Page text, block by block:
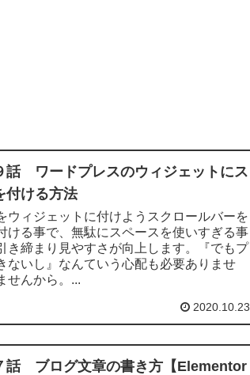
話 ワードプレスのウィジェットにス
付ける方法
ウィジェットに付けようスクロールバーを
ける事で、無駄にスペースを使いすぎる事
き締まり見やすさが向上します。『でもプ
ないし』なんていう心配も必要ありませ
せんから。...
2020.10.23
話 ブログ文章の書き方【Elementor